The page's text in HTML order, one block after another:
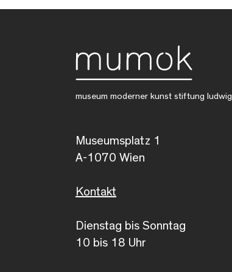
museum moderner kunst stiftung
Museumsplatz 1
A-1070 Wien
Kontakt
Dienstag bis Sonntag
10 bis 18 Uhr